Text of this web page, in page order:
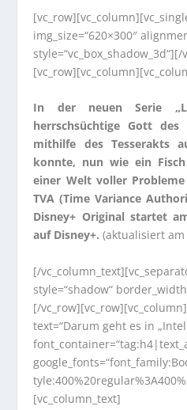
img_size=“620×300″
In der neuen Serie
herrschsüchtige Gott des
mithilfe des Tesserakts
konnte, nun wie ein
einer Welt voller
TVA (Time Variance
Disney+ Original startet
auf Disney+.(aktualisiert am
[/
style=“shadow“
[/
text=“Darum geht es in
[vc_column_text]